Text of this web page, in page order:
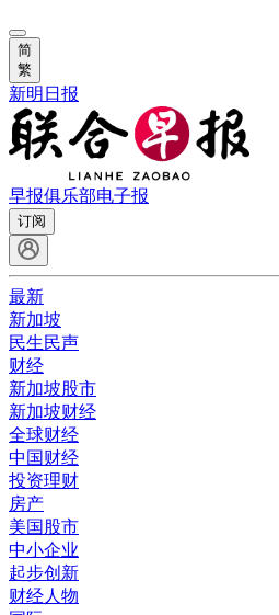
简
繁
新明日报
早报俱乐部电子报
订阅
最新
新加坡
民生民声
财经
新加坡股市
新加坡财经
全球财经
中国财经
投资理财
房产
美国股市
中小企业
起步创新
财经人物